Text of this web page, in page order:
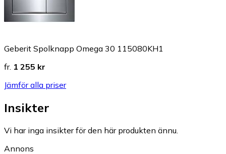
Geberit Spolknapp Omega 30 115080KH1
fr. 1 255 kr
Jämför alla priser
Insikter
Vi har inga insikter för den här produkten ännu.
Annons